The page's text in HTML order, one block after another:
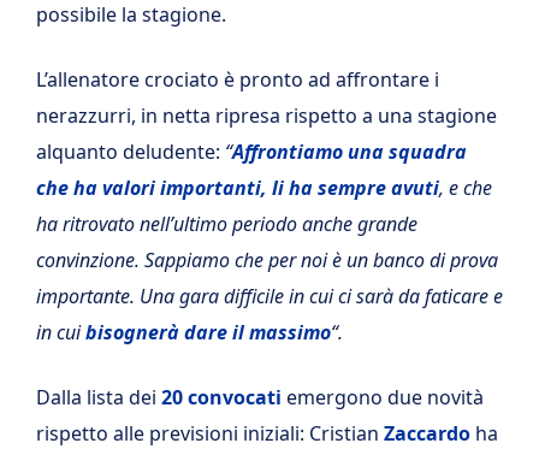
possibile la stagione.
L’allenatore crociato è pronto ad affrontare i
nerazzurri, in netta ripresa rispetto a una stagione
alquanto deludente: “Affrontiamo una squadra
che ha valori importanti, li ha sempre avuti, e che
ha ritrovato nell’ultimo periodo anche grande
convinzione. Sappiamo che per noi è un banco di prova
importante. Una gara difficile in cui ci sarà da faticare e
in cuibisognerà dare il massimo“.
Dalla lista dei 20 convocati emergono due novità
rispetto alle previsioni iniziali: Cristian Zaccardo ha